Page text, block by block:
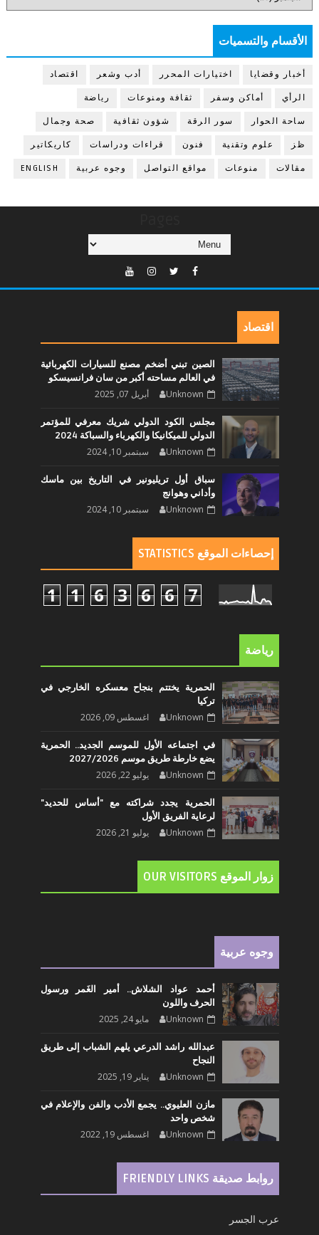
الأقسام والتسميات
أخبار وقضايا اختيارات المحرر أدب وشعر اقتصاد
الرأي أماكن وسفر ثقافة ومنوعات رياضة
ساحة الحوار سور الرقة شؤون ثقافية صحة وجمال
ظز علوم وتقنية فنون قراءات ودراسات كاريكاتير
مقالات منوعات مواقع التواصل وجوه عربية ENGLISH
اقتصاد
الصين تبني أضخم مصنع للسيارات الكهربائية
في العالم مساحته أكبر من سان فرانسيسكو
Unknown أبريل 07, 2025
مجلس الكود الدولي شريك معرفي للمؤتمر
الدولي للميكانيكا والكهرباء والسباكة 2024
Unknown سبتمبر 10, 2024
سباق أول تريليونير في التاريخ بين ماسك
وأداني وهوانج
Unknown سبتمبر 10, 2024
إحصاءات الموقع STATISTICS
1 1 6 3 6 6 7
رياضة
الحمرية يختتم بنجاح معسكره الخارجي في
تركيا
Unknown اغسطس 09, 2026
في اجتماعه الأول للموسم الجديد.. الحمرية
يضع خارطة طريق موسم 2027/2026
Unknown يوليو 22, 2026
الحمرية يجدد شراكته مع "أساس للحديد"
لرعاية الفريق الأول
Unknown يوليو 21, 2026
زوار الموقع OUR VISITORS
وجوه عربية
أحمد عواد الشلاش.. أمير الغَمر ورسول
الحرف واللون
Unknown مايو 24, 2025
عبدالله راشد الدرعي يلهم الشباب إلى طريق
النجاح
Unknown يناير 19, 2025
مازن العليوي.. يجمع الأدب والفن والإعلام في
شخص واحد
Unknown اغسطس 19, 2022
روابط صديقة FRIENDLY LINKS
عرب الجسر